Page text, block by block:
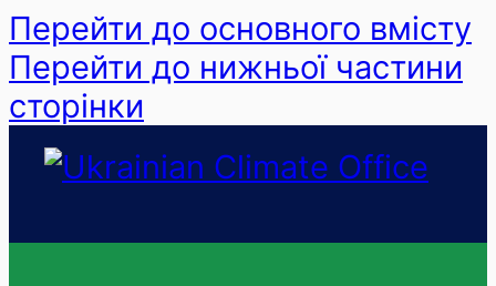
Перейти до основного вмісту
Перейти до нижньої частини
сторінки